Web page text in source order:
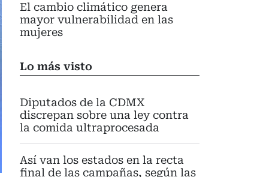
El cambio climático genera
mayor vulnerabilidad en las
mujeres
Lo más visto
Diputados de la CDMX
discrepan sobre una ley contra
la comida ultraprocesada
Así van los estados en la recta
final de las campañas, según las